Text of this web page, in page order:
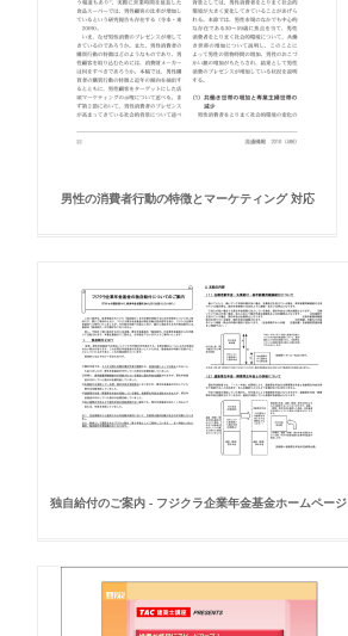
男性の消費者行動の特徴とマーケティング 対応
独自給付のご案内 - フジクラ企業年金基金ホームページ